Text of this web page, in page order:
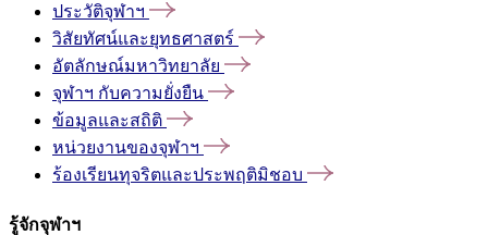
ประวัติจุฬาฯ
วิสัยทัศน์และยุทธศาสตร์
อัตลักษณ์มหาวิทยาลัย
จุฬาฯ กับความยั่งยืน
ข้อมูลและสถิติ
หน่วยงานของจุฬาฯ
ร้องเรียนทุจริตและประพฤติมิชอบ
รู้จักจุฬาฯ